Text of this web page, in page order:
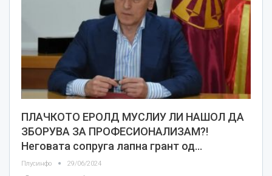
ПЛАЧКОТО ЕРОЛД МУСЛИУ ЛИ НАШОЛ ДА
ЗБОРУВА ЗА ПРОФЕСИОНАЛИЗАМ?!
Неговата сопруга лапна грант од…
Плусинфо 29/06/2024